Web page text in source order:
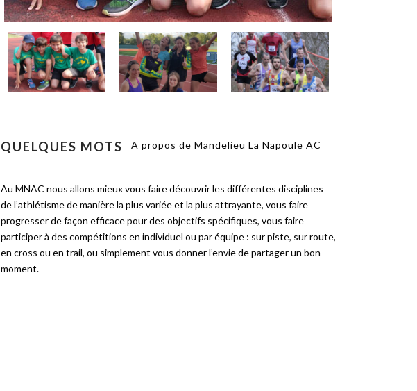
QUELQUES MOTS A propos de Mandelieu La Napoule AC
Au MNAC nous allons mieux vous faire découvrir les différentes disciplines
de l’athlétisme de manière la plus variée et la plus attrayante, vous faire
progresser de façon efficace pour des objectifs spécifiques, vous faire
participer à des compétitions en individuel ou par équipe : sur piste, sur route,
en cross ou en trail, ou simplement vous donner l’envie de partager un bon
moment.